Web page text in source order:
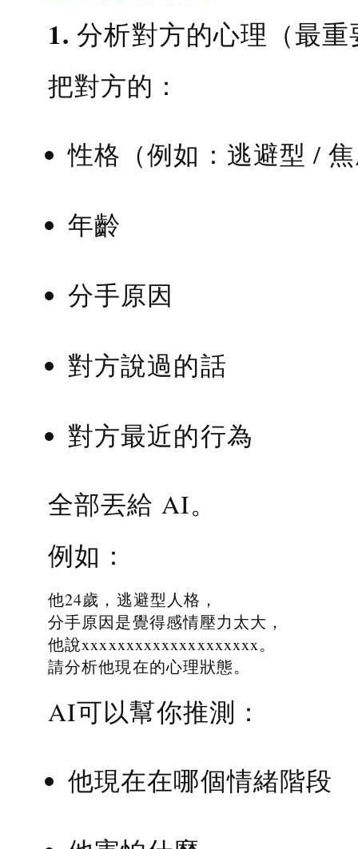
1. 分析對方的心理（最
把對方的：
性格（例如：逃避型 /
年齡
分手原因
對方說過的話
對方最近的行為
全部丟給 AI。
例如：
他24歲，逃避型人格，
分手原因是覺得感情壓力太大，
他說xxxxxxxxxxxxxxxxxxxx。
請分析他現在的心理狀態。
AI可以幫你推測：
他現在在哪個情緒階段